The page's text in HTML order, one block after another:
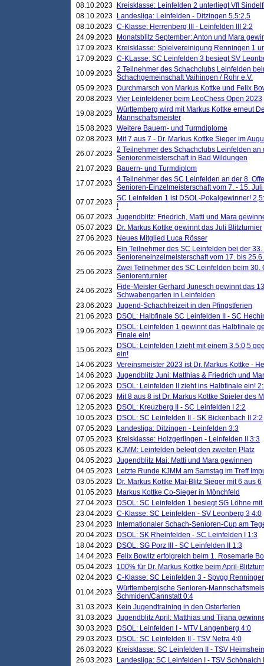
08.10.2023
Kreisklasse: Leinfelden 2 unterliegt Vfl
08.10.2023
Landesliga: Leinfelden - Ditzingen 5,5:2,5
08.10.2023 C-Klasse: Herrenberg III - Leinfelden III 2:2
24.09.2023
Monatsblitz September: Anton und Mara
17.09.2023
Kreisklasse: Spielvereinigung Renningen 1
17.09.2023 C-KLasse: SC Leinfelden 3 besiegt SV
10.09.2023 2 Teilnehmer des Schachclubs Leinfelden
Schachgemeinschaft Vaihingen / Rohr e.V.
05.09.2023
Durchmarsch von Markus Kottke und Felix
20.08.2023 Vier Leinfeldener beim LeoChess Open 2023
19.08.2023 Württemberg wird mit Markus Kottke erneut
Mannschaftsmeister
15.08.2023 Weitere Bauern- und Turmdiplome
02.08.2023
Mit 7 aus 7 - Dr. Markus Kottke Sieger im
26.07.2023 2 Teilnehmer des Schachclubs Leinfelden an
Seniorenmeisterschaft in Bad Wildungen
21.07.2023
Bauern- und Turmdiplom
17.07.2023 4 Teilnehmer des SC Leinfelden an der 8.
Senioren-Einzelmeisterschaft vom 7. - 15.
07.07.2023 SC Leinfelden 1 ist DSOL-Pokalgewinner!
!
06.07.2023 Jugendblitz: Friedrich, Matti und Mara
05.07.2023
Dr. Markus Kottke gewinnt das Juli Blitzturnier
27.06.2023
Neues Mitglied Luca Rösser
26.06.2023
Ein Teilnehmer des SC Leinfelden bei der
Senioreneinzelmeisterschaft vom 17. bis
25.06.2023 Zwei Teilnehmer des SC Leinfelden beim
Seniorenturnier
24.06.2023
Fide-Meister Gerhard Junesch gewinnt das
Schwabengarten in Leinfelden
23.06.2023 Jugend-Schachfreizeit in den Pfingstferien
21.06.2023
DSOL: Halbfinale SC Leinfelden II - SC
19.06.2023
DSOL: Leinfelden 1 gewinnt das Halbfinale
Finale ein!
15.06.2023
DSOL: Leinfelden I zieht mit einem 3.5:0,5
ein!
14.06.2023 Vereinsmeister 2023 ist Dr. Markus Kottke -
14.06.2023 Jugendblitz Juni: Matthias & Friedrich und
12.06.2023
DSOL: Leinfelden II zieht ins Halbfinale ein!
07.06.2023
Mit 8 aus 8 ist Dr. Markus Kottke Spieler des
12.05.2023
DSOL: Kreuzberg II - SC Leinfelden I 2:2
10.05.2023
DSOL: SC Leinfelden II - SK Bickenbach II 2:2
07.05.2023
Landesliga: Ditzingen - Leinfelden 3:3
07.05.2023
Kreisklasse: Holzgerlingen - Leinfelden II 3:3
06.05.2023
KJMM: Leinfelden belegt den zweiten Platz
04.05.2023 Jugendblitz Mai: Matti und Mara gewinnen
04.05.2023
Letzte Runde KJMM am Samstag im Treff
03.05.2023
Dr. Markus Kottke Mai-Blitz Sieger mit 6 aus 6
01.05.2023
Markus Kottke Co-Sieger in Mönchfeld
27.04.2023
DSOL: SC Leinfelden 1 besiegt SG Löhne mit
23.04.2023 C-Klasse: SC Leinfelden - SV Leonberg 3 4:0
23.04.2023
Internationaler Schach-Senioren-Cup am
20.04.2023
DSOL: SK Rheinfelden - SC Leinfelden I 1:3
18.04.2023
DSOL: SG Porz III - SC Leinfelden II 1:3
14.04.2023
Felix Bowitz erfolgreich beim 1. Rosemarie
05.04.2023 100% für Dr. Markus Kottke beim April-
02.04.2023 C-Klasse: SC Leinfelden 3 - Spvgg
01.04.2023 Württembergische Senioren-
Schmiden/Cannstatt 0:4
31.03.2023
Kein Jugendtraining in den Osterferien
31.03.2023 Jugendblitz April: Matthias und Tijana
30.03.2023
DSOL: Leinfelden I - MTV Langenberg 4:0
29.03.2023
DSOL: SC Leinfelden II - TSV Netra 4:0
26.03.2023
Kreisklasse: SC Leinfelden II - TSV
26.03.2023
Landesliga: SC Leinfelden I - TSV Schönaich